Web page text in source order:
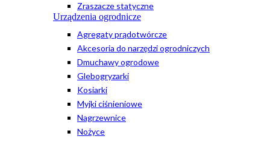
Zraszacze statyczne
Urządzenia ogrodnicze
Agregaty prądotwórcze
Akcesoria do narzędzi ogrodniczych
Dmuchawy ogrodowe
Glebogryzarki
Kosiarki
Myjki ciśnieniowe
Nagrzewnice
Nożyce